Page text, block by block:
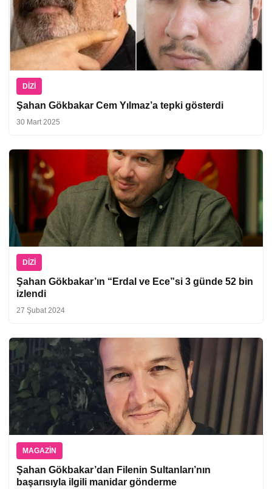
DIZI
Şahan Gökbakar Cem Yılmaz’a tepki gösterdi
30 Mart 2025
DIZI
Şahan Gökbakar’ın “Erdal ve Ece”si 3 günde 52 bin
izlendi
27 Şubat 2024
MAGAZIN
Şahan Gökbakar’dan Filenin Sultanları’nın
başarısıyla ilgili manidar gönderme